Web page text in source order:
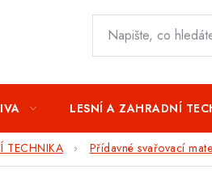
LESNÍ A ZAHRADNÍ
TECHNIKA Přídavné svařovací